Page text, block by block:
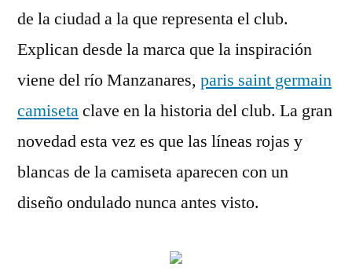
de la ciudad a la que representa el club.
Explican desde la marca que la inspiración
viene del río Manzanares, paris saint germain
camisetaclave en la historia del club. La gran
novedad esta vez es que las líneas rojas y
blancas de la camiseta aparecen con un
diseño ondulado nunca antes visto.